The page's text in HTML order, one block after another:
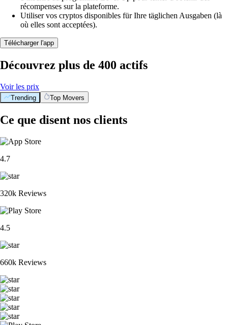
récompenses sur la plateforme.
Utiliser vos cryptos disponibles für Ihre täglichen Ausgaben (là
où elles sont acceptées).
Télécharger l'app
Découvrez plus de 400 actifs
Voir les prix
Trending Top Movers
Ce que disent nos clients
4.7
320k Reviews
4.5
660k Reviews